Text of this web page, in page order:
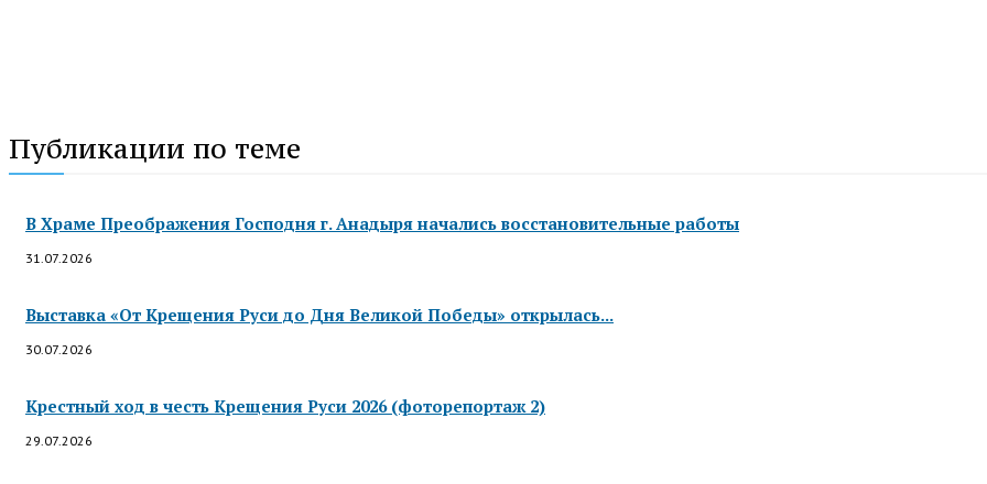
Публикации по теме
В Храме Преображения Господня г. Анадыря начались восстановительные работы
31.07.2026
Выставка «От Крещения Руси до Дня Великой Победы» открылась...
30.07.2026
Крестный ход в честь Крещения Руси 2026 (фоторепортаж 2)
29.07.2026